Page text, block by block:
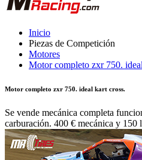
Piezas de Competición
Motores
Motor completo zxr 750. ideal
carburación. 400 € mecánica y 150